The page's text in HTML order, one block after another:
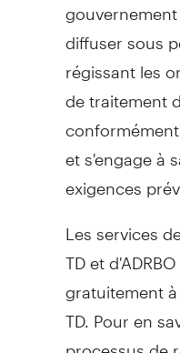
diffuser sous
régissant les
de traitement
et s'engage à
exigences
Les services
TD et
gratuitement
TD. Pour en
processus de